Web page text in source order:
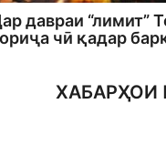
давраи “лимит”
чӣ қадар